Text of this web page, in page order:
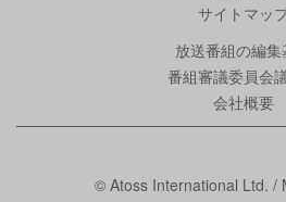
サイトマッ
放送番組の編集
番組審議委員会
会社概要
© Atoss International Ltd. /